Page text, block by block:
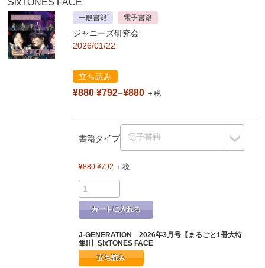
一般書籍 電子書籍
ジャニーズ研究会
2026/01/22
立ち読み
¥880 ¥792–¥880 ＋税
書籍タイプ
¥880 ¥792 ＋税
カートに入れる
J-GENERATION 2026年3月号【まるごと1冊大特
集!!】SixTONES FACE
立ち読み